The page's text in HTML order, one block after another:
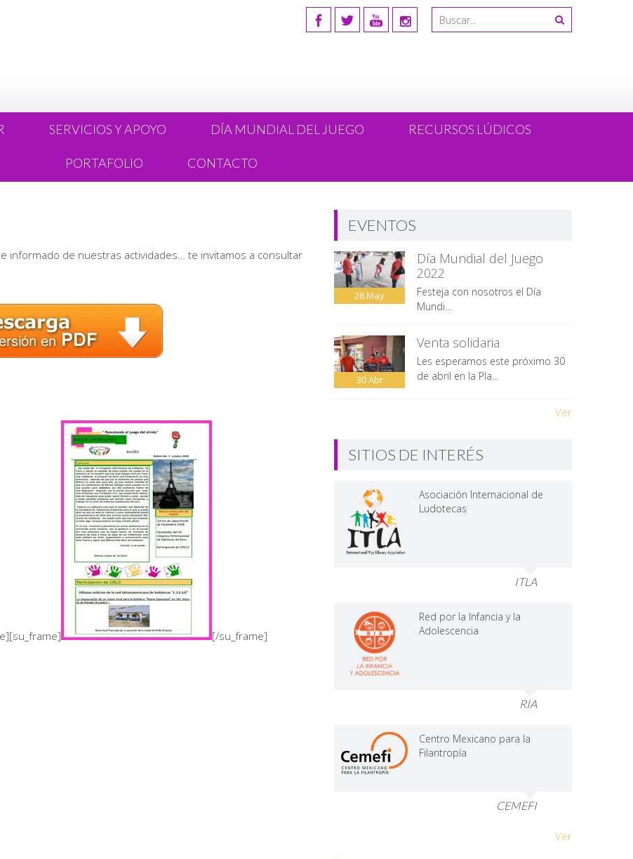
SERVICIOS Y APOYO DÍA MUNDIAL DEL JUEGO RECURSOS LÚDICOS
PORTAFOLIO CONTACTO
informado de nuestras actividades… te invitamos a consultar
[/su_frame]
EVENTOS
28May
Día Mundial del Juego
2022
Festeja con nosotros el Día
Mundi...
30Abr
Venta solidaria
Les esperamos este próximo 30
de abril en la Pla...
Ver
SITIOS DE INTERÉS
Asociación Internacional de
Ludotecas
ITLA
Red por la Infancia y la
Adolescencia
RIA
Centro Mexicano para la
Filantropía
CEMEFI
Ver